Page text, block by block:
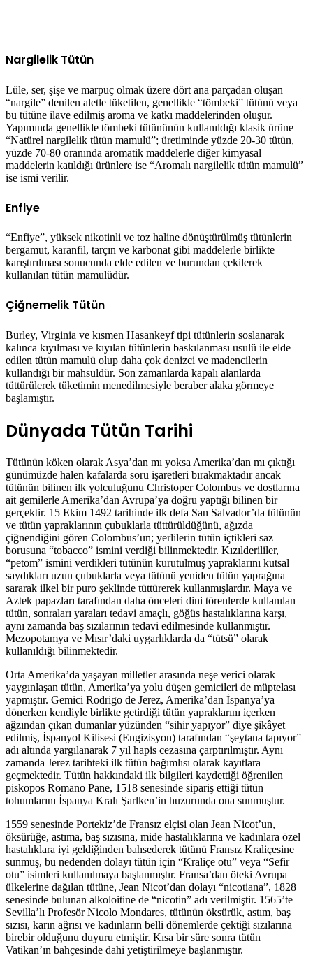
Nargilelik Tütün
Lüle, ser, şişe ve marpuç olmak üzere dört ana parçadan oluşan
“nargile” denilen aletle tüketilen, genellikle “tömbeki” tütünü veya
bu tütüne ilave edilmiş aroma ve katkı maddelerinden oluşur.
Yapımında genellikle tömbeki tütününün kullanıldığı klasik ürüne
“Natürel nargilelik tütün mamulü”; üretiminde yüzde 20-30 tütün,
yüzde 70-80 oranında aromatik maddelerle diğer kimyasal
maddelerin katıldığı ürünlere ise “Aromalı nargilelik tütün mamulü”
ise ismi verilir.
Enfiye
“Enfiye”, yüksek nikotinli ve toz haline dönüştürülmüş tütünlerin
bergamut, karanfil, tarçın ve karbonat gibi maddelerle birlikte
karıştırılması sonucunda elde edilen ve burundan çekilerek
kullanılan tütün mamulüdür.
Çiğnemelik Tütün
Burley, Virginia ve kısmen Hasankeyf tipi tütünlerin soslanarak
kalınca kıyılması ve kıyılan tütünlerin baskılanması usulü ile elde
edilen tütün mamulü olup daha çok denizci ve madencilerin
kullandığı bir mahsuldür. Son zamanlarda kapalı alanlarda
tüttürülerek tüketimin menedilmesiyle beraber alaka görmeye
başlamıştır.
Dünyada Tütün Tarihi
Tütünün köken olarak Asya’dan mı yoksa Amerika’dan mı çıktığı
günümüzde halen kafalarda soru işaretleri bırakmaktadır ancak
tütünün bilinen ilk yolculuğunu Christoper Colombus ve dostlarına
ait gemilerle Amerika’dan Avrupa’ya doğru yaptığı bilinen bir
gerçektir. 15 Ekim 1492 tarihinde ilk defa San Salvador’da tütünün
ve tütün yapraklarının çubuklarla tüttürüldüğünü, ağızda
çiğnendiğini gören Colombus’un; yerlilerin tütün içtikleri saz
borusuna “tobacco” ismini verdiği bilinmektedir. Kızılderililer,
“petom” ismini verdikleri tütünün kurutulmuş yapraklarını kutsal
saydıkları uzun çubuklarla veya tütünü yeniden tütün yaprağına
sararak ilkel bir puro şeklinde tüttürerek kullanmışlardır. Maya ve
Aztek papazları tarafından daha önceleri dini törenlerde kullanılan
tütün, sonraları yaraları tedavi amaçlı, göğüs hastalıklarına karşı,
aynı zamanda baş sızılarının tedavi edilmesinde kullanmıştır.
Mezopotamya ve Mısır’daki uygarlıklarda da “tütsü” olarak
kullanıldığı bilinmektedir.
Orta Amerika’da yaşayan milletler arasında neşe verici olarak
yaygınlaşan tütün, Amerika’ya yolu düşen gemicileri de müptelası
yapmıştır. Gemici Rodrigo de Jerez, Amerika’dan İspanya’ya
dönerken kendiyle birlikte getirdiği tütün yapraklarını içerken
ağzından çıkan dumanlar yüzünden “sihir yapıyor” diye şikâyet
edilmiş, İspanyol Kilisesi (Engizisyon) tarafından “şeytana tapıyor”
adı altında yargılanarak 7 yıl hapis cezasına çarptırılmıştır. Aynı
zamanda Jerez tarihteki ilk tütün bağımlısı olarak kayıtlara
geçmektedir. Tütün hakkındaki ilk bilgileri kaydettiği öğrenilen
piskopos Romano Pane, 1518 senesinde sipariş ettiği tütün
tohumlarını İspanya Kralı Şarlken’in huzurunda ona sunmuştur.
1559 senesinde Portekiz’de Fransız elçisi olan Jean Nicot’un,
öksürüğe, astıma, baş sızısına, mide hastalıklarına ve kadınlara özel
hastalıklara iyi geldiğinden bahsederek tütünü Fransız Kraliçesine
sunmuş, bu nedenden dolayı tütün için “Kraliçe otu” veya “Sefir
otu” isimleri kullanılmaya başlanmıştır. Fransa’dan öteki Avrupa
ülkelerine dağılan tütüne, Jean Nicot’dan dolayı “nicotiana”, 1828
senesinde bulunan alkoloitine de “nicotin” adı verilmiştir. 1565’te
Sevilla’lı Profesör Nicolo Mondares, tütünün öksürük, astım, baş
sızısı, karın ağrısı ve kadınların belli dönemlerde çektiği sızılarına
birebir olduğunu duyuru etmiştir. Kısa bir süre sonra tütün
Vatikan’ın bahçesinde dahi yetiştirilmeye başlanmıştır.